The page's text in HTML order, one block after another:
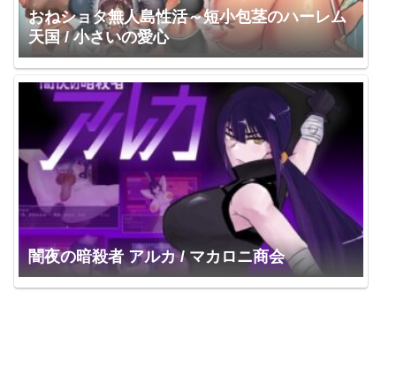
おねショタ無人島性活～短小包茎のハーレム
天国 / 小さいの愛心
闇夜の暗殺者 アルカ / マカロニ商会